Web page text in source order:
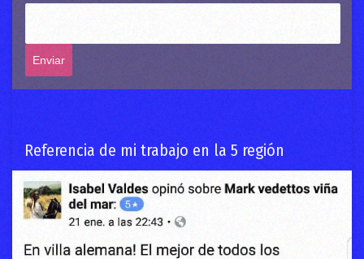
Referencia de mi trabajo en la 5 región